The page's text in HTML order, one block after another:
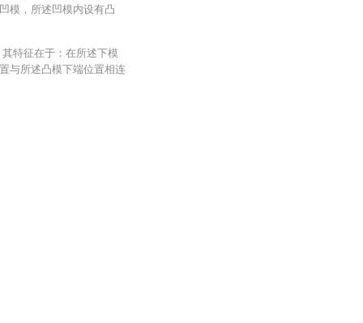
模，所述凹模内设有凸
特征在于：在所述下模
与所述凸模下端位置相连